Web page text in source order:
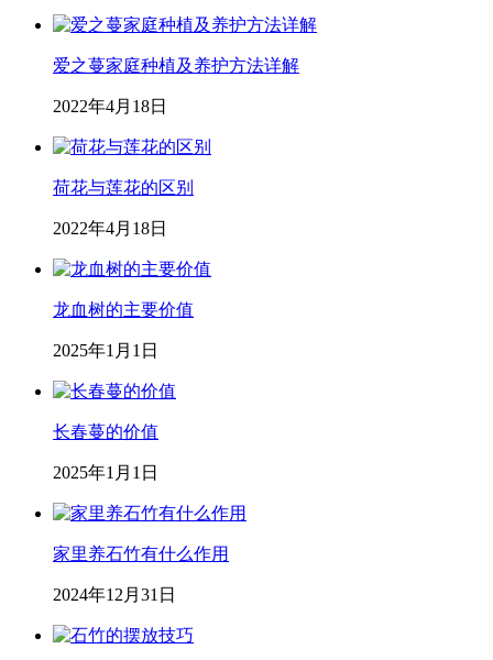
爱之蔓家庭种植及养护方法详解
2022年4月18日
荷花与莲花的区别
2022年4月18日
龙血树的主要价值
2025年1月1日
长春蔓的价值
2025年1月1日
家里养石竹有什么作用
2024年12月31日